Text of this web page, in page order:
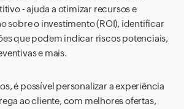
- ajuda a otimizar recursos e
sobre o investimento (ROI), identificar
que podem indicar riscos potenciais,
e mais.
é possível personalizar a experiência
ao cliente, com melhores ofertas,